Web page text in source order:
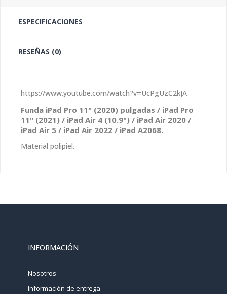
ESPECIFICACIONES
RESEÑAS (0)
https://www.youtube.com/watch?v=UcPgUzC2kJA
Funda iPad Pro 11" (2020) pulgadas / iPad Pro
11" (2021) / iPad Air 4 (10.9") / iPad Air 2020 /
iPad Air 5 / iPad Air 2022 / iPad A2068.
Material polipiel.
INFORMACIÓN
Nosotros
Información de entrega